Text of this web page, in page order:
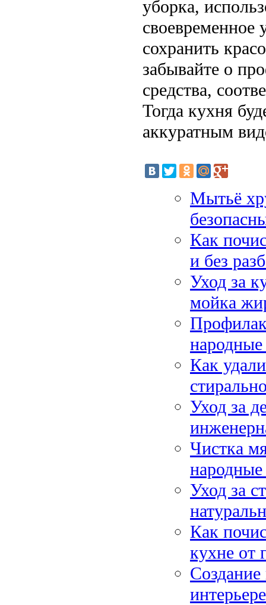
уборка,
своевременное
сохранить
забывайте о
средства,
Тогда кухня
аккуратным
Мытьё
Как
и без
Уход за
мойка
Как
Уход за
Чистка
Уход за
Как
кухне от